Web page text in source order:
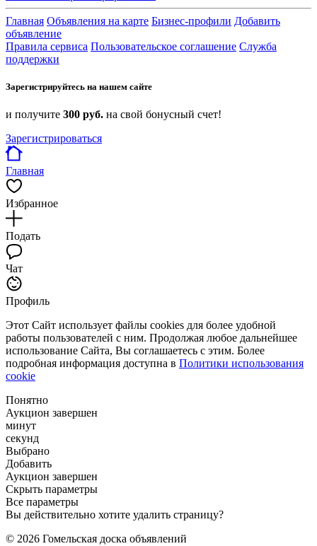
Главная Объявления на карте Бизнес-профили Добавить
объявление
Правила сервиса Пользовательское соглашение Служба
поддержки
Зарегистрируйтесь на нашем сайте
и получите 300 руб. на свой бонусный счет!
Зарегистрироваться
Главная
Избранное
Подать
Чат
Профиль
Этот Сайт использует файлы cookies для более удобной
работы пользователей с ним. Продолжая любое дальнейшее
использование Сайта, Вы соглашаетесь с этим. Более
подробная информация доступна в Политики использования
cookie
Понятно
Аукцион завершен
минут
секунд
Выбрано
Добавить
Аукцион завершен
Скрыть параметры
Все параметры
Вы действительно хотите удалить страницу?
© 2026 Гомельская доска объявлений